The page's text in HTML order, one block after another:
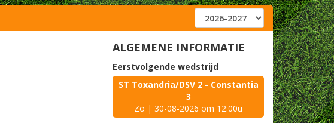
ALGEMENE INFORMATIE
Eerstvolgende wedstrijd
ST Toxandria/DSV 2 - Constantia
3
Zo | 30-08-2026 om 12:00u